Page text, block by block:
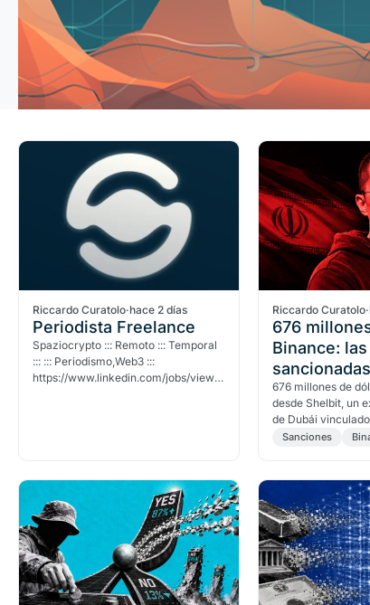
Riccardo Curatolo·hace 2 días
Periodista Freelance
Spaziocrypto ::: Remoto ::: Temporal
::: ::: Periodismo,Web3 :::
https://www.linkedin.com/jobs/view/4448053722/
Riccardo Curatolo·
676
Binance:
los
676 millones de
desde Shelbit, un
de Dubái
Binance. El caso
Sanciones